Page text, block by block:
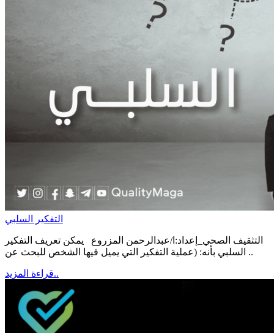
التفكير السلبي
التثقيف الصحي_إعداد:ا/عبدالرحمن المزروع يمكن تعريف التفكير
السلبي بأنه: (عملية التفكير التي يميل فيها الشخص للبحث عن ..
قراءة المزيد..